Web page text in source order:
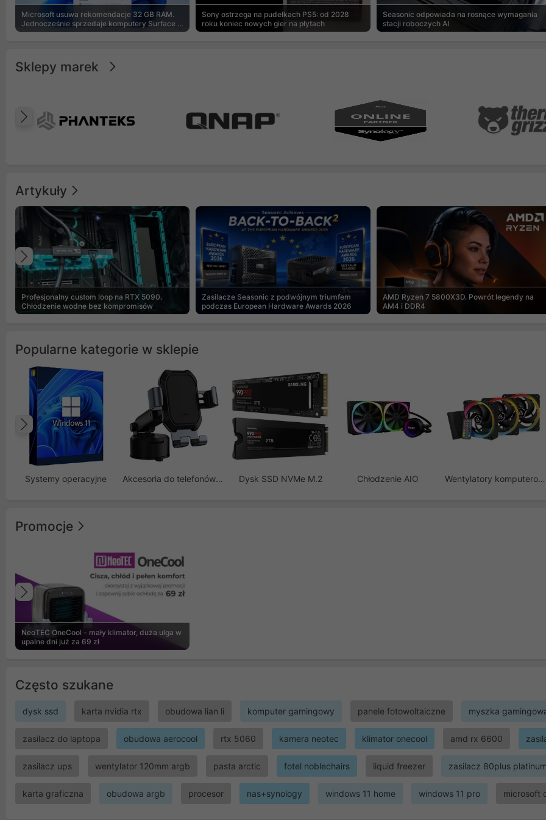
Microsoft usuwa rekomendacje 32 GB RAM.
Jednocześnie sprzedaje komputery Surface z
8 GB
Sony ostrzega na pudełkach PS5: od 2028
roku koniec nowych gier na płytach
Seasonic odpowiada na rosnące wymagania
stacji roboczych AI
Sklepy marek
Poprzedni
Artykuły
Profesjonalny custom loop na RTX 5090.
Chłodzenie wodne bez kompromisów
Zasilacze Seasonic z podwójnym triumfem
podczas European Hardware Awards 2026
AMD Ryzen 7 5800X3D. Powrót legendy na
AM4 i DDR4
Poprzedni
Popularne kategorie w sklepie
Systemy operacyjne Akcesoria do telefonów GSM Dysk SSD NVMe M.2 Chłodzenie AIO Wentylatory komputerowe
Poprzedni
Promocje
NeoTEC OneCool - mały klimator, duża ulga w
upalne dni już za 69 zł
Poprzedni
Często szukane
dysk ssd karta nvidia rtx obudowa lian li komputer gamingowy panele fotowoltaiczne myszka
zasilacz do laptopa obudowa aerocool rtx 5060 kamera neotec klimator onecool amd rx 6600
zasilacz ups wentylator 120mm argb pasta arctic fotel noblechairs liquid freezer zasilacz 80plus platinum
karta graficzna obudowa argb procesor nas+synology windows 11 home windows 11 pro microsoft